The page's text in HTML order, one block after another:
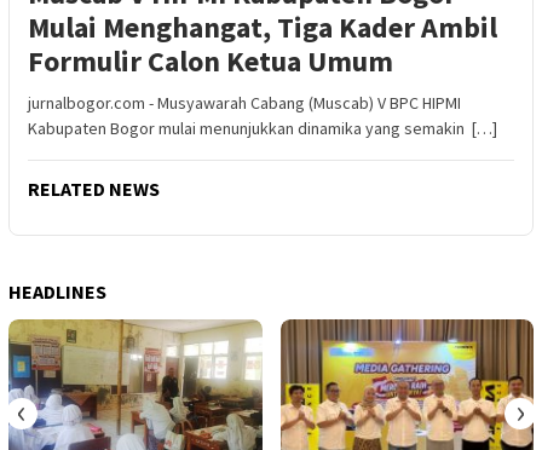
Mulai Menghangat, Tiga Kader Ambil
Formulir Calon Ketua Umum
jurnalbogor.com - Musyawarah Cabang (Muscab) V BPC HIPMI
Kabupaten Bogor mulai menunjukkan dinamika yang semakin […]
RELATED NEWS
HEADLINES
‹ ›